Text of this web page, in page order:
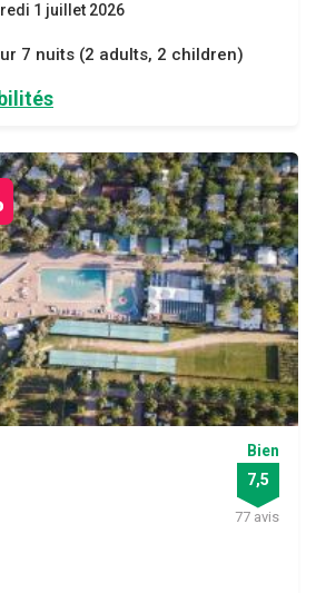
1 juillet 2026
7 nuits (2 adults, 2 children)
Bien
7,5
77 avis